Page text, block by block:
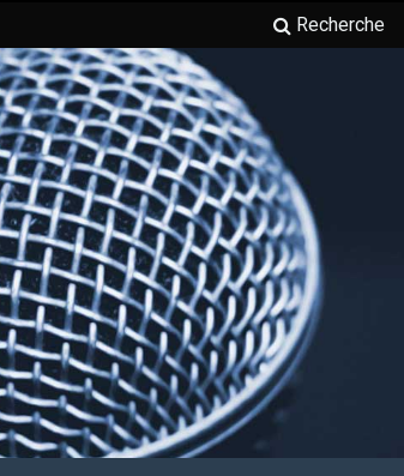
Recherche